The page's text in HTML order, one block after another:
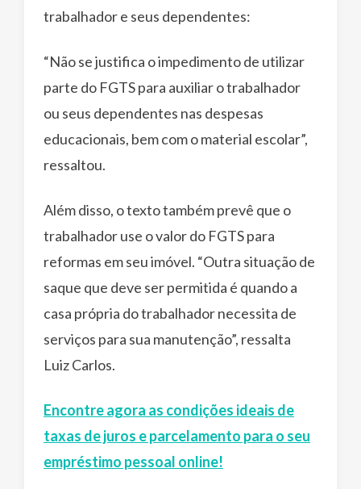
trabalhador e seus dependentes:
“Não se justifica o impedimento de utilizar
parte do FGTS para auxiliar o trabalhador
ou seus dependentes nas despesas
educacionais, bem com o material escolar”,
ressaltou.
Além disso, o texto também prevê que o
trabalhador use o valor do FGTS para
reformas em seu imóvel. “Outra situação de
saque que deve ser permitida é quando a
casa própria do trabalhador necessita de
serviços para sua manutenção”, ressalta
Luiz Carlos.
Encontre agora as condições ideais de
taxas de juros e parcelamento para o seu
empréstimo pessoal online!